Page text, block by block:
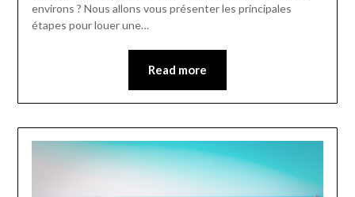
environs ? Nous allons vous présenter les principales
étapes pour louer une…
Read more